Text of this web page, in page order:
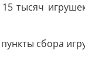
тысяч
сбора